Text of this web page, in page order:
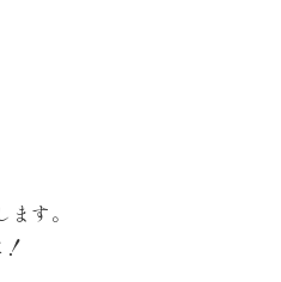
す。